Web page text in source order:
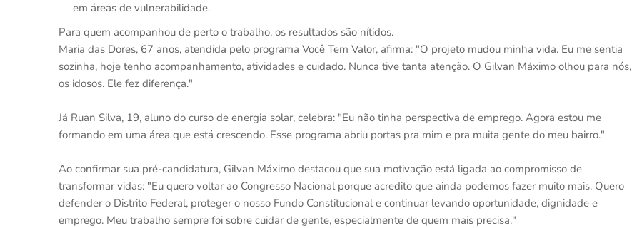
em áreas de vulnerabilidade.
Para quem acompanhou de perto o trabalho, os resultados são nítidos.
Maria das Dores, 67 anos, atendida pelo programa Você Tem Valor, afirma: "O projeto mudou minha vida. Eu me sentia
sozinha, hoje tenho acompanhamento, atividades e cuidado. Nunca tive tanta atenção. O Gilvan Máximo olhou para nós,
os idosos. Ele fez diferença."
Já Ruan Silva, 19, aluno do curso de energia solar, celebra: "Eu não tinha perspectiva de emprego. Agora estou me
formando em uma área que está crescendo. Esse programa abriu portas pra mim e pra muita gente do meu bairro."
Ao confirmar sua pré-candidatura, Gilvan Máximo destacou que sua motivação está ligada ao compromisso de
transformar vidas: "Eu quero voltar ao Congresso Nacional porque acredito que ainda podemos fazer muito mais. Quero
defender o Distrito Federal, proteger o nosso Fundo Constitucional e continuar levando oportunidade, dignidade e
emprego. Meu trabalho sempre foi sobre cuidar de gente, especialmente de quem mais precisa."